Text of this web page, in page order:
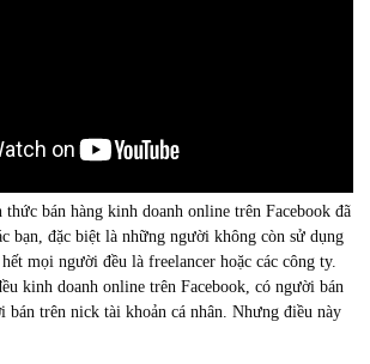
bán hàng kinh doanh online trên Facebook đã
bạn, đặc biệt là những người không còn sử dụng
mọi người đều là freelancer hoặc các công ty.
kinh doanh online trên Facebook, có người bán
bán trên nick tài khoản cá nhân. Nhưng điều này